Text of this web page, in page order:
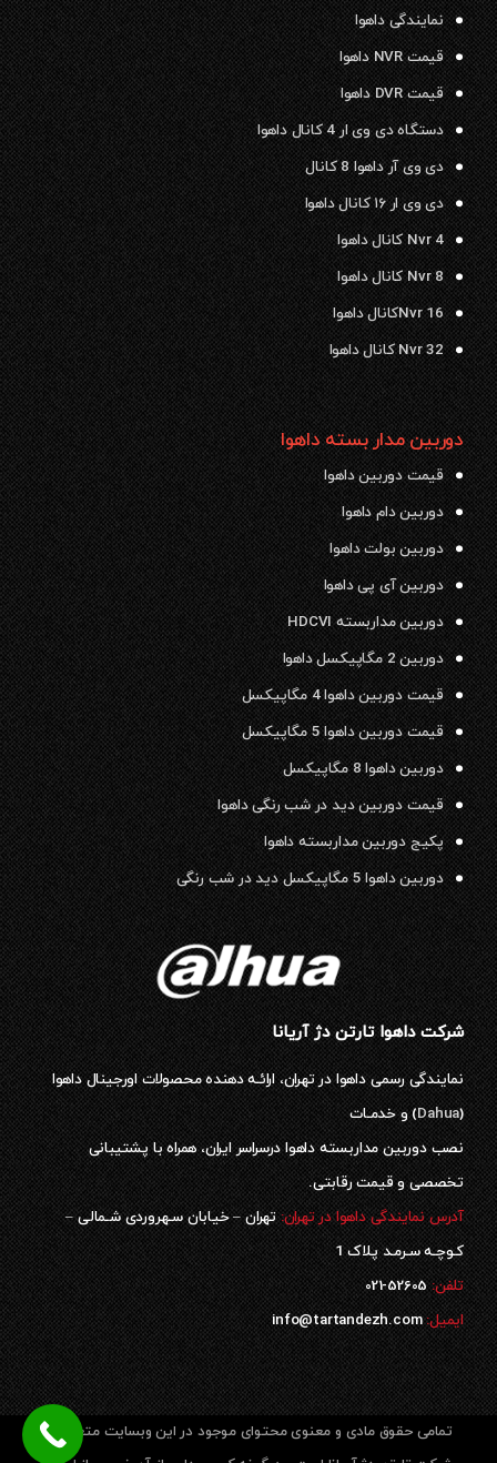
نمایندگی داهوا
قیمت NVR داهوا
قیمت DVR داهوا
دستگاه دی وی ار 4 کانال داهوا
دی وی آر داهوا 8 کانال
دی وی ار ۱۶ کانال داهوا
Nvr 4 کانال داهوا
Nvr 8 کانال داهوا
Nvr 16کانال داهوا
Nvr 32 کانال داهوا
دوربین مدار بسته داهوا
قیمت دوربین داهوا
دوربین دام داهوا
دوربین بولت داهوا
دوربین آی پی داهوا
دوربین مداربسته HDCVI
دوربین 2 مگاپیکسل داهوا
قیمت دوربین داهوا 4 مگاپیکسل
قیمت دوربین داهوا 5 مگاپیکسل
دوربین داهوا 8 مگاپیکسل
قیمت دوربین دید در شب رنگی داهوا
پکیج دوربین مداربسته داهوا
دوربین داهوا 5 مگاپیکسل دید در شب رنگی
شرکت داهوا تارتن دژ آریانا
نمایندگی رسمی داهوا در تهران، ارائـه دهنده محصولات اورجینال داهوا
(
Dahua) و خدمـات
نصب دوربین مداربسته داهوا درسراسر ایران، همراه با پشتیبانی
تخصصی و قیمت رقابتی.
آدرس نمایندگی داهوا در تهران:تهران – خیابان سـهروردی شـمالی –
کـوچـه سـرمـد پلاک 1
تلفن:52605-021
ایمیل:info@tartandezh.com
تمامی حقوق مادی و معنوی محتوای موجود در این وبسایت متعلق به